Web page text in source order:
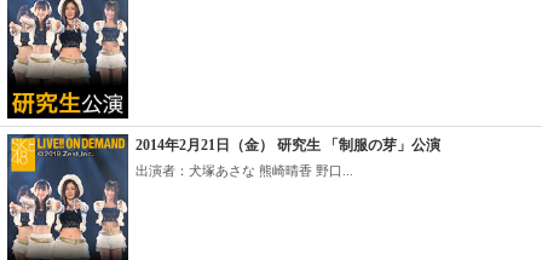
2014年2月21日（金） 研究生 「制服の芽」公演
出演者：犬塚あさな 熊崎晴香 野口...